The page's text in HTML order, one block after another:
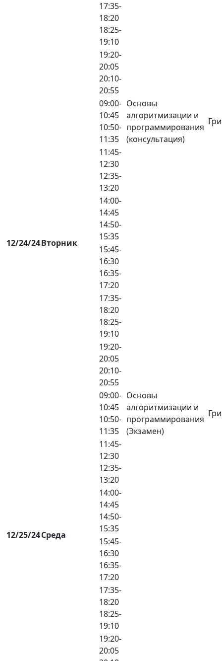
17:35-
18:20
18:25-
19:10
19:20-
20:05
20:10-
20:55
12/24/24Вторник
09:00-
10:45
10:50-
11:35
Основы
алгоритмизации и
программирования
(консультация)
11:45-
12:30
12:35-
13:20
14:00-
14:45
14:50-
15:35
15:45-
16:30
16:35-
17:20
17:35-
18:20
18:25-
19:10
19:20-
20:05
20:10-
20:55
12/25/24Среда
09:00-
10:45
10:50-
11:35
Основы
алгоритмизации и
программирования
(Экзамен)
11:45-
12:30
12:35-
13:20
14:00-
14:45
14:50-
15:35
15:45-
16:30
16:35-
17:20
17:35-
18:20
18:25-
19:10
19:20-
20:05